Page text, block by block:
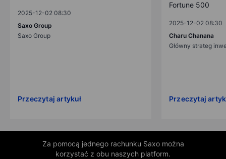
2025-12-02 08:30
Saxo Group
Saxo Group
Przeczytaj artykuł
Fortune 500
2025-12-02 08:30
Charu Chanana
Główny strateg
Przeczytaj
Za pomocą jednego rachunku Saxo można
korzystać z obu naszych platform.